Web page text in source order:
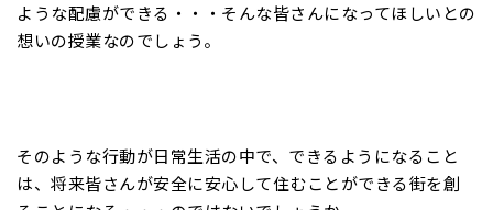
ような配慮ができる・・・そんな皆さんになってほしいとの
想いの授業なのでしょう。
そのような行動が日常生活の中で、できるようになること
は、将来皆さんが安全に安心して住むことができる街を創